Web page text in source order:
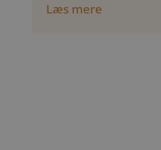
Læs mere